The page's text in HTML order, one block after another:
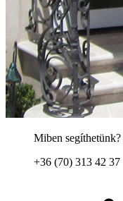
Miben segíthetünk?
+36 (70) 313 42 37